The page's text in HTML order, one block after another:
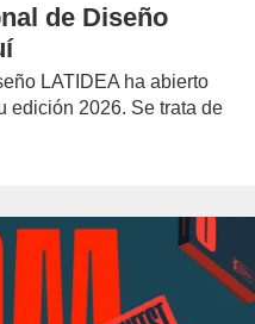
de Diseño
LATIDEA ha abierto
edición 2026. Se trata de